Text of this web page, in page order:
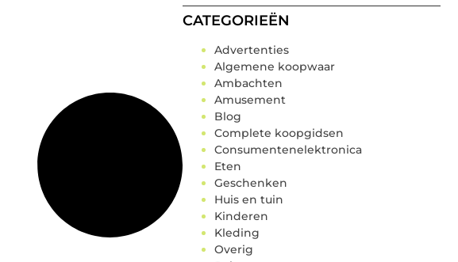
CATEGORIEËN
Advertenties
Algemene koopwaar
Ambachten
Amusement
Blog
Complete koopgidsen
Consumentenelektronica
Eten
Geschenken
Huis en tuin
Kinderen
Kleding
Overig